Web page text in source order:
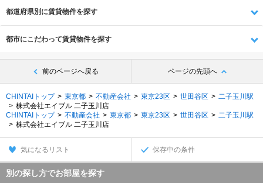
都道府県別に賃貸物件を探す
都市にこだわって賃貸物件を探す
前のページへ戻る ページの先頭へ
CHINTAIトップ 東京都 不動産会社 東京23区 世田谷区
二子玉川駅
株式会社エイブル 二子玉川店
CHINTAIトップ
不動産会社 東京都 東京23区 世田谷区
二子玉川駅
株式会社エイブル 二子玉川店
気になるリスト 保存中の条件
別の探し方でお部屋を探す